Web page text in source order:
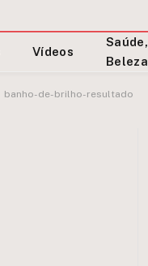
Vídeos
Saúde,
Beleza
banho-de-brilho-resultado